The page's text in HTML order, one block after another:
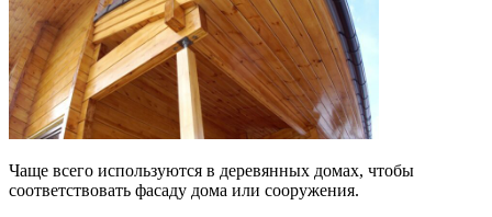
Чаще всего используются в деревянных домах, чтобы
соответствовать фасаду дома или сооружения.